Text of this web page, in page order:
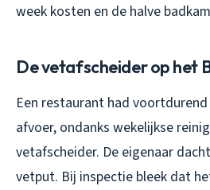
week kosten en de halve
De vetafscheider op het
Een restaurant had
afvoer, ondanks wekelijkse
vetafscheider. De eigenaar
vetput. Bij inspectie bleek dat